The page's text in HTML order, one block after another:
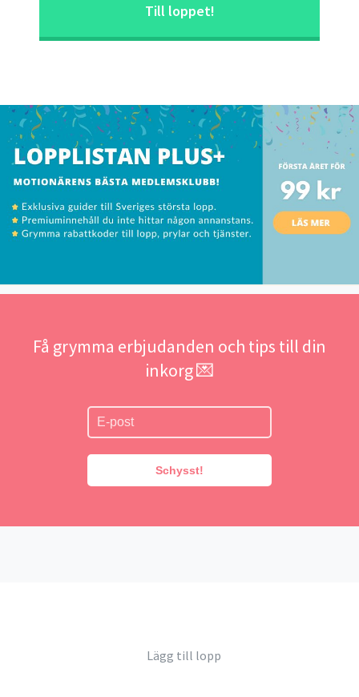
Till loppet!
Få grymma erbjudanden och tips till din
inkorg 💌
Schysst!
Lägg till lopp